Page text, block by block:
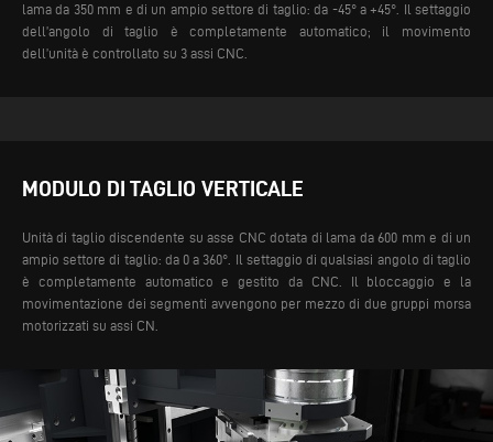
lama da 350 mm e di un ampio settore di taglio: da -45° a +45°. Il settaggio
dell’angolo di taglio è completamente automatico; il movimento
dell’unità è controllato su 3 assi CNC.
MODULO DI TAGLIO VERTICALE
Unità di taglio discendente su asse CNC dotata di lama da 600 mm e di un
ampio settore di taglio: da 0 a 360°. Il settaggio di qualsiasi angolo di taglio
è completamente automatico e gestito da CNC. Il bloccaggio e la
movimentazione dei segmenti avvengono per mezzo di due gruppi morsa
motorizzati su assi CN.